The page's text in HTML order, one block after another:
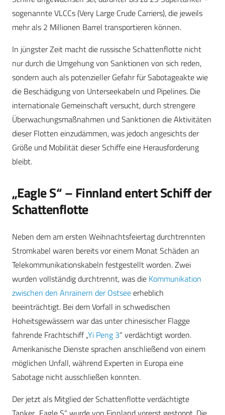
sogenannte VLCCs (Very Large Crude Carriers), die jeweils
mehr als 2 Millionen Barrel transportieren können.
In jüngster Zeit macht die russische Schattenflotte nicht
nur durch die Umgehung von Sanktionen von sich reden,
sondern auch als potenzieller Gefahr für Sabotageakte wie
die Beschädigung von Unterseekabeln und Pipelines. Die
internationale Gemeinschaft versucht, durch strengere
Überwachungsmaßnahmen und Sanktionen die Aktivitäten
dieser Flotten einzudämmen, was jedoch angesichts der
Größe und Mobilität dieser Schiffe eine Herausforderung
bleibt.
„Eagle S“ – Finnland entert Schiff der
Schattenflotte
Neben dem am ersten Weihnachtsfeiertag durchtrennten
Stromkabel waren bereits vor einem Monat Schäden an
Telekommunikationskabeln festgestellt worden. Zwei
wurden vollständig durchtrennt, was die Kommunikation
zwischen den Anrainern der Ostseeerheblich
beeinträchtigt. Bei dem Vorfall in schwedischen
Hoheitsgewässern war das unter chinesischer Flagge
fahrende Frachtschiff „Yi Peng 3“ verdächtigt worden.
Amerikanische Dienste sprachen anschließend von einem
möglichen Unfall, während Experten in Europa eine
Sabotage nicht ausschließen konnten.
Der jetzt als Mitglied der Schattenflotte verdächtigte